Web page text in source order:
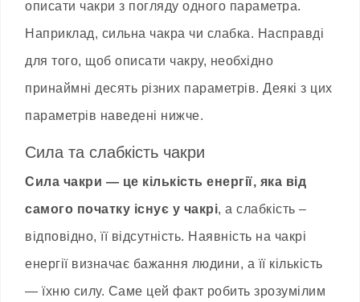
описати чакри з погляду одного параметра.
Наприклад, сильна чакра чи слабка. Насправді
для того, щоб описати чакру, необхідно
принаймні десять різних параметрів. Деякі з цих
параметрів наведені нижче.
Сила та слабкість чакри
Сила чакри — це кількість енергії, яка від
самого початку існує у чакрі, а слабкість –
відповідно, її відсутність. Наявність на чакрі
енергії визначає бажання людини, а її кількість
— їхню силу. Саме цей факт робить зрозумілим